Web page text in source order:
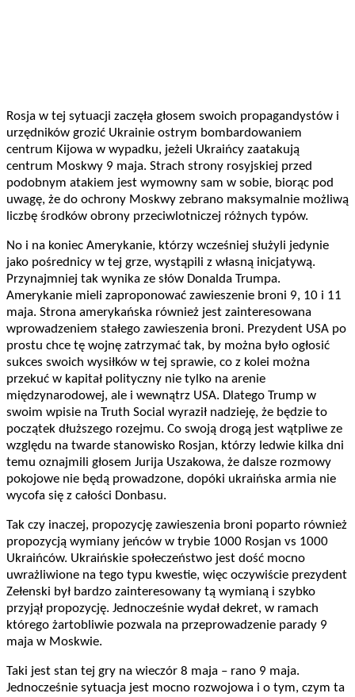
Rosja w tej sytuacji zaczęła głosem swoich propagandystów i
urzędników grozić Ukrainie ostrym bombardowaniem
centrum Kijowa w wypadku, jeżeli Ukraińcy zaatakują
centrum Moskwy 9 maja. Strach strony rosyjskiej przed
podobnym atakiem jest wymowny sam w sobie, biorąc pod
uwagę, że do ochrony Moskwy zebrano maksymalnie możliwą
liczbę środków obrony przeciwlotniczej różnych typów.
No i na koniec Amerykanie, którzy wcześniej służyli jedynie
jako pośrednicy w tej grze, wystąpili z własną inicjatywą.
Przynajmniej tak wynika ze słów Donalda Trumpa.
Amerykanie mieli zaproponować zawieszenie broni 9, 10 i 11
maja. Strona amerykańska również jest zainteresowana
wprowadzeniem stałego zawieszenia broni. Prezydent USA po
prostu chce tę wojnę zatrzymać tak, by można było ogłosić
sukces swoich wysiłków w tej sprawie, co z kolei można
przekuć w kapitał polityczny nie tylko na arenie
międzynarodowej, ale i wewnątrz USA. Dlatego Trump w
swoim wpisie na Truth Social wyraził nadzieję, że będzie to
początek dłuższego rozejmu. Co swoją drogą jest wątpliwe ze
względu na twarde stanowisko Rosjan, którzy ledwie kilka dni
temu oznajmili głosem Jurija Uszakowa, że dalsze rozmowy
pokojowe nie będą prowadzone, dopóki ukraińska armia nie
wycofa się z całości Donbasu.
Tak czy inaczej, propozycję zawieszenia broni poparto również
propozycją wymiany jeńców w trybie 1000 Rosjan vs 1000
Ukraińców. Ukraińskie społeczeństwo jest dość mocno
uwrażliwione na tego typu kwestie, więc oczywiście prezydent
Zełenski był bardzo zainteresowany tą wymianą i szybko
przyjął propozycję. Jednocześnie wydał dekret, w ramach
którego żartobliwie pozwala na przeprowadzenie parady 9
maja w Moskwie.
Taki jest stan tej gry na wieczór 8 maja – rano 9 maja.
Jednocześnie sytuacja jest mocno rozwojowa i o tym, czym ta